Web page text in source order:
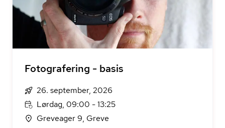
Fotografering - basis
26. september, 2026
Lørdag, 09:00 - 13:25
Greveager 9, Greve